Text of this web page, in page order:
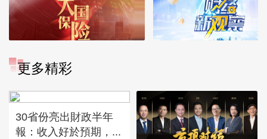
更多精彩
30省份亮出財政半年
報：收入好於預期，...